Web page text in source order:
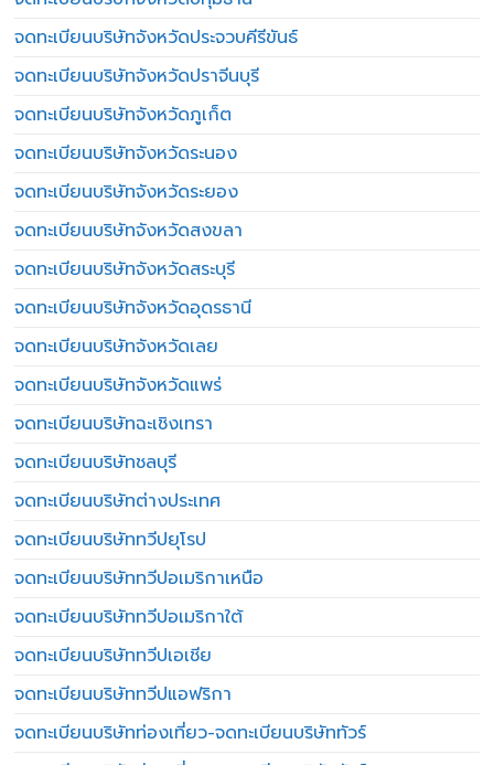
จดทะเบียนบริษัทจังหวัดประจวบคีรีขันธ์
จดทะเบียนบริษัทจังหวัดปราจีนบุรี
จดทะเบียนบริษัทจังหวัดภูเก็ต
จดทะเบียนบริษัทจังหวัดระนอง
จดทะเบียนบริษัทจังหวัดระยอง
จดทะเบียนบริษัทจังหวัดสงขลา
จดทะเบียนบริษัทจังหวัดสระบุรี
จดทะเบียนบริษัทจังหวัดอุดรธานี
จดทะเบียนบริษัทจังหวัดเลย
จดทะเบียนบริษัทจังหวัดแพร่
จดทะเบียนบริษัทฉะเชิงเทรา
จดทะเบียนบริษัทชลบุรี
จดทะเบียนบริษัทต่างประเทศ
จดทะเบียนบริษัททวีปยุโรป
จดทะเบียนบริษัททวีปอเมริกาเหนือ
จดทะเบียนบริษัททวีปอเมริกาใต้
จดทะเบียนบริษัททวีปเอเชีย
จดทะเบียนบริษัททวีปแอฟริกา
จดทะเบียนบริษัทท่องเที่ยว-จดทะเบียนบริษัททัวร์